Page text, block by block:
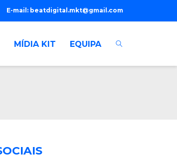
E-mail: beatdigital.mkt@gmail.com
MÍDIA KIT EQUIPA